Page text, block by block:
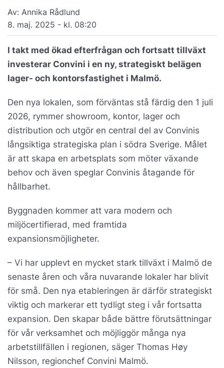
Av: Annika Rådlund
8. maj. 2025 - kl. 08:20
I takt med ökad efterfrågan och fortsatt tillväxt
investerar Convini i en ny, strategiskt belägen
lager- och kontorsfastighet i Malmö.
Den nya lokalen, som förväntas stå färdig den 1 juli
2026, rymmer showroom, kontor, lager och
distribution och utgör en central del av Convinis
långsiktiga strategiska plan i södra Sverige. Målet
är att skapa en arbetsplats som möter växande
behov och även speglar Convinis åtagande för
hållbarhet.
Byggnaden kommer att vara modern och
miljöcertifierad, med framtida
expansionsmöjligheter.
– Vi har upplevt en mycket stark tillväxt i Malmö de
senaste åren och våra nuvarande lokaler har blivit
för små. Den nya etableringen är därför strategiskt
viktig och markerar ett tydligt steg i vår fortsatta
expansion. Den skapar både bättre förutsättningar
för vår verksamhet och möjliggör många nya
arbetstillfällen i regionen, säger Thomas Høy
Nilsson, regionchef Convini Malmö.